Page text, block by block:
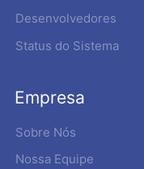
Desenvolvedores
Status do Sistema
Empresa
Sobre Nós
Nossa Equipe